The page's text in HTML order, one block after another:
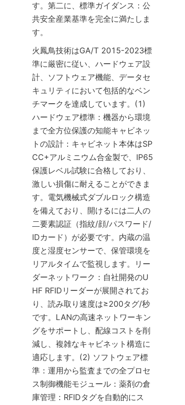
す。第二に、標準ガイダンス：公
共安全産業基準を完全に満たしま
す。
火鳳鳥技術はGA/T 2015-2023標
準に厳密に従い、ハードウェア設
計、ソフトウェア機能、データセ
キュリティにおいて包括的なベン
チマークを達成しています。(1)
ハードウェア標準：機器から環境
まで全方位保護の知能キャビネッ
トの設計：キャビネット本体はSP
CC+アルミニウム合金製で、IP65
保護レベル試験に合格しており、
激しい損傷に耐えることができま
す。電気機械式ダブルロック構造
を備えており、開けるには二人の
二要素認証（指紋/顔/パスワード/
IDカード）が必要です。内蔵の温
度と湿度センサーで、保管環境を
リアルタイムで監視します。リー
ダーネットワーク：自社開発のU
HF RFIDリーダーが展開されてお
り、読み取り速度は≥200タグ/秒
です。LANの高速ネットワーキン
グをサポートし、配線コストを削
減し、複雑なキャビネット構造に
適応します。(2) ソフトウェア標
準：運用から監査までの全プロセ
ス制御機能モジュール：薬剤の倉
庫管理：RFIDタグを自動的にス